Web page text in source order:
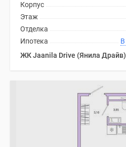
Корпус
Этаж
Отделка
Ипотека
ЖК Jaanila Drive (Янила Драйв)